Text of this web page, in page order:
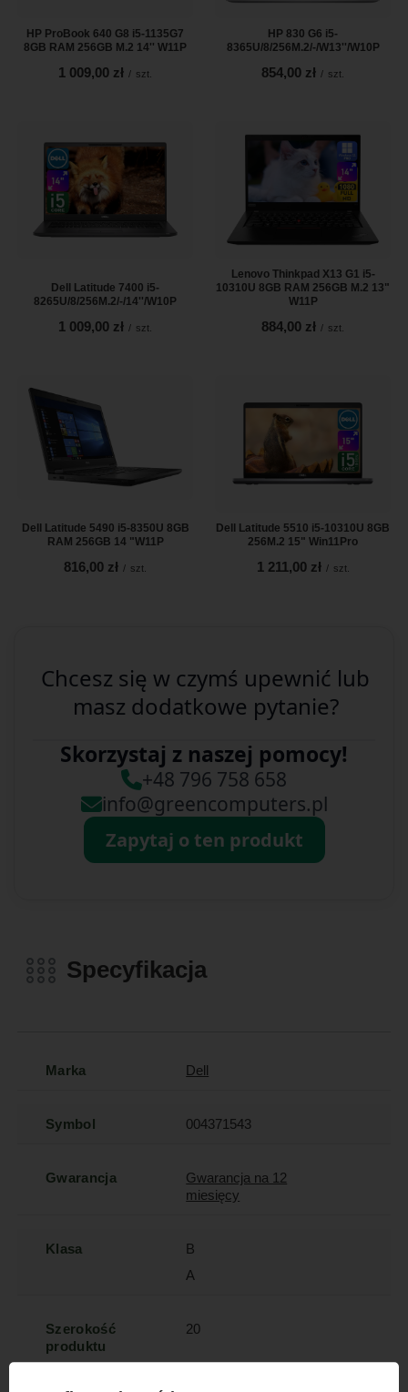
HP ProBook 640 G8 i5-1135G7
8GB RAM 256GB M.2 14'' W11P
1 009,00 zł / szt.
HP 830 G6 i5-
8365U/8/256M.2/-/W13''/W10P
854,00 zł / szt.
Dell Latitude 7400 i5-
8265U/8/256M.2/-/14''/W10P
1 009,00 zł / szt.
Lenovo Thinkpad X13 G1 i5-
10310U 8GB RAM 256GB M.2 13"
W11P
884,00 zł / szt.
Dell Latitude 5490 i5-8350U 8GB
RAM 256GB 14 "W11P
816,00 zł / szt.
Dell Latitude 5510 i5-10310U 8GB
256M.2 15" Win11Pro
1 211,00 zł / szt.
Chcesz się w czymś upewnić lub
masz dodatkowe pytanie?
Skorzystaj z naszej pomocy!
+48 796 758 658
info@greencomputers.pl
Zapytaj o ten produkt
Specyfikacja
Marka Dell
Symbol 004371543
Gwarancja
Gwarancja na 12
miesięcy
Klasa
B
A
Szerokość
produktu
20